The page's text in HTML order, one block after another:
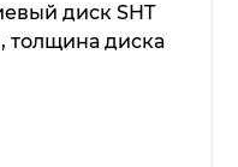
диск SHT
толщина диска